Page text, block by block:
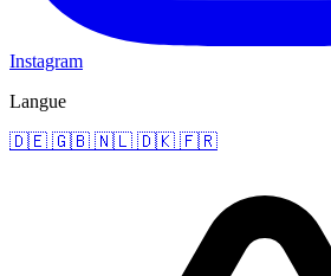
Instagram
Langue
🇩🇪 🇬🇧 🇳🇱 🇩🇰 🇫🇷